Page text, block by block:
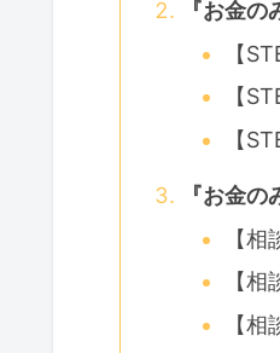
『お金
【
【
【
『お金
【
【
【